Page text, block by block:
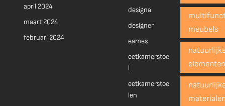
april 2024
maart 2024
februari 2024
designa
designer
eames
eetkamerstoe
l
eetkamerstoe
len
meubels